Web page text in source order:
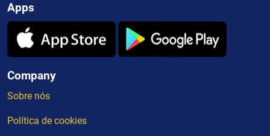
Apps
Company
Sobre nós
Política de cookies